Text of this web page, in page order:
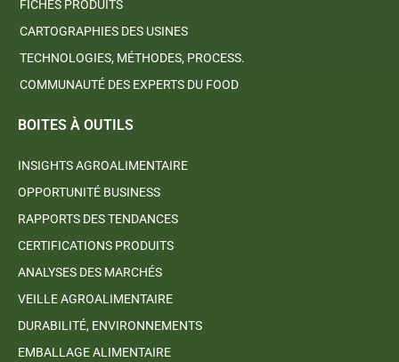
FICHES PRODUITS
CARTOGRAPHIES DES USINES
TECHNOLOGIES, MÉTHODES, PROCESS.
COMMUNAUTÉ DES EXPERTS DU FOOD
BOITES À OUTILS
INSIGHTS AGROALIMENTAIRE
OPPORTUNITÉ BUSINESS
RAPPORTS DES TENDANCES
CERTIFICATIONS PRODUITS
ANALYSES DES MARCHÉS
VEILLE AGROALIMENTAIRE
DURABILITÉ, ENVIRONNEMENTS
EMBALLAGE ALIMENTAIRE